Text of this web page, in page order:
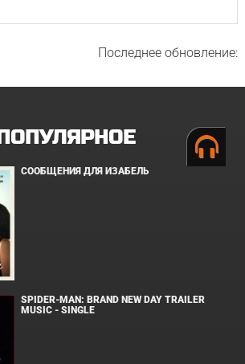
Последнее обновление:
ПОПУЛЯРНОЕ
СООБЩЕНИЯ ДЛЯ ИЗАБЕЛЬ
SPIDER-MAN: BRAND NEW DAY TRAILER
MUSIC - SINGLE